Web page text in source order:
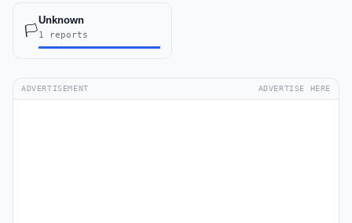
🏳️
Unknown
1 reports
ADVERTISEMENT ADVERTISE HERE